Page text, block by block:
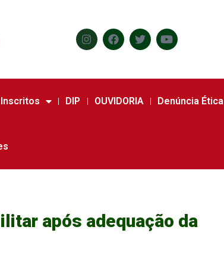
Inscritos DIP OUVIDORIA Denúncia Ética
após adequação da